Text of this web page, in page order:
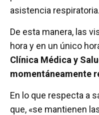
asistencia respiratoria.
De esta manera, las
hora y en un único
Clínica Médica y
momentáneamente
En lo que respecta a
que, «se mantienen